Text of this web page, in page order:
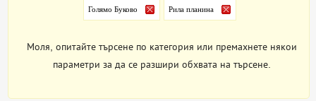
Голямо Буково Рила планина
Моля, опитайте търсене по категория или премахнете някои
параметри за да се разшири обхвата на търсене.